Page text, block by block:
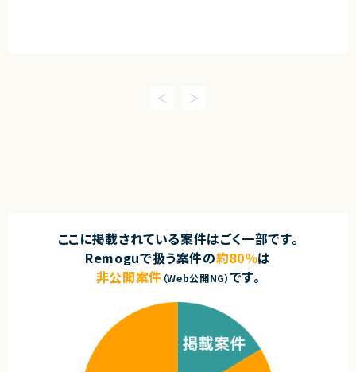
ここに掲載されている案件はごく一部です。
Remoguで扱う案件の約80％は
非公開案件 （Web公開NG）です。